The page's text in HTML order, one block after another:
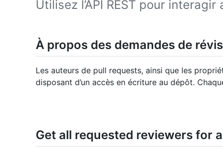
Utilisez l’API REST pour
À propos des demandes de
Les auteurs de pull requests, ainsi que les
disposant d’un accès en écriture au dépôt.
Get all requested reviewers for